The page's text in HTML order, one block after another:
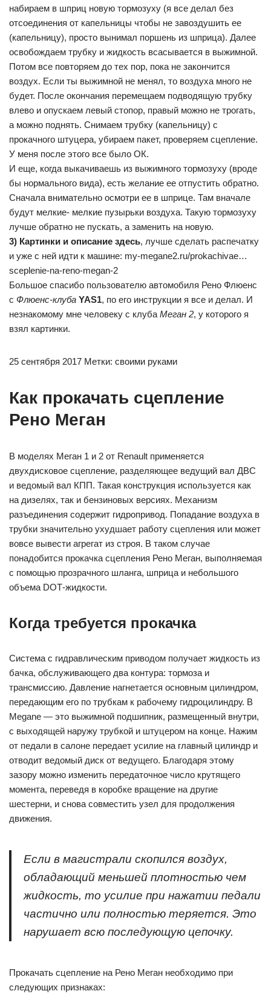
набираем в шприц новую тормозуху (я все делал без
отсоединения от капельницы чтобы не завоздушить ее
(капельницу), просто вынимал поршень из шприца). Далее
освобождаем трубку и жидкость всасывается в выжимной.
Потом все повторяем до тех пор, пока не закончится
воздух. Если ты выжимной не менял, то воздуха много не
будет. После окончания перемещаем подводящую трубку
влево и опускаем левый стопор, правый можно не трогать,
а можно поднять. Снимаем трубку (капельницу) с
прокачного штуцера, убираем пакет, проверяем сцепление.
У меня после этого все было ОК.
И еще, когда выкачиваешь из выжимного тормозуху (вроде
бы нормального вида), есть желание ее отпустить обратно.
Сначала внимательно осмотри ее в шприце. Там вначале
будут мелкие- мелкие пузырьки воздуха. Такую тормозуху
лучше обратно не пускать, а заменить на новую.
3) Картинки и описание здесь, лучше сделать распечатку
и уже с ней идти к машине: my-megane2.ru/prokachivae…
sceplenie-na-reno-megan-2
Большое спасибо пользователю автомобиля Рено Флюенс
с Флюенс-клуба YAS1, по его инструкции я все и делал. И
незнакомому мне человеку с клуба Меган 2, у которого я
взял картинки.
25 сентября 2017 Метки: своими руками
Как прокачать сцепление
Рено Меган
В моделях Меган 1 и 2 от Renault применяется
двухдисковое сцепление, разделяющее ведущий вал ДВС
и ведомый вал КПП. Такая конструкция используется как
на дизелях, так и бензиновых версиях. Механизм
разъединения содержит гидропривод. Попадание воздуха в
трубки значительно ухудшает работу сцепления или может
вовсе вывести агрегат из строя. В таком случае
понадобится прокачка сцепления Рено Меган, выполняемая
с помощью прозрачного шланга, шприца и небольшого
объема DOT‐жидкости.
Когда требуется прокачка
Система с гидравлическим приводом получает жидкость из
бачка, обслуживающего два контура: тормоза и
трансмиссию. Давление нагнетается основным цилиндром,
передающим его по трубкам к рабочему гидроцилиндру. В
Megane — это выжимной подшипник, размещенный внутри,
с выходящей наружу трубкой и штуцером на конце. Нажим
от педали в салоне передает усилие на главный цилиндр и
отводит ведомый диск от ведущего. Благодаря этому
зазору можно изменить передаточное число крутящего
момента, переведя в коробке вращение на другие
шестерни, и снова совместить узел для продолжения
движения.
Если в магистрали скопился воздух,
обладающий меньшей плотностью чем
жидкость, то усилие при нажатии педали
частично или полностью теряется. Это
нарушает всю последующую цепочку.
Прокачать сцепление на Рено Меган необходимо при
следующих признаках: